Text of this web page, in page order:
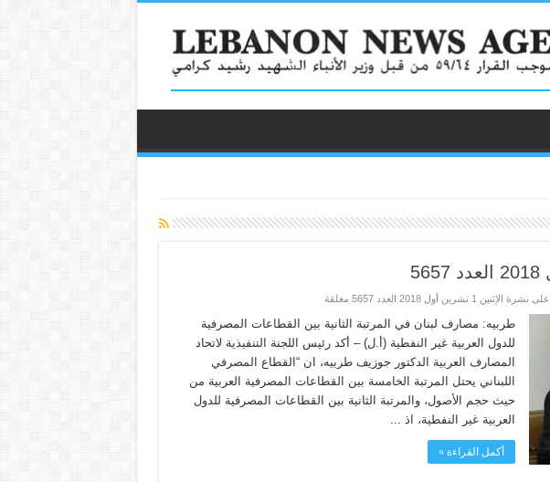
على نشرة الإثنين 1 تشرين أول 2018 العدد 5657 مغلقة
طربيه: مصارف لبنان في المرتبة الثانية بين القطاعات المصرفية
للدول العربية غير النفطية (أ.ل) – أكد رئيس اللجنة التنفيذية لاتحاد
المصارف العربية الدكتور جوزيف طربيه، ان “القطاع المصرفي
اللبناني يحتل المرتبة الخامسة بين القطاعات المصرفية العربية من
حيث حجم الأصول، والمرتبة الثانية بين القطاعات المصرفية للدول
العربية غير النفطية، اذ ...
أكمل القراءة »